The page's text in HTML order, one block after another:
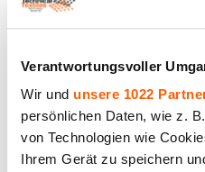
Verantwortungsvoller
Wir und unsere 1022
persönlichen Daten, wie z.
von Technologien wie
Ihrem Gerät zu speichern
Stoff KONDOR, Dichte
beige Farbe. Preis per
Preis bis 18.50€ *